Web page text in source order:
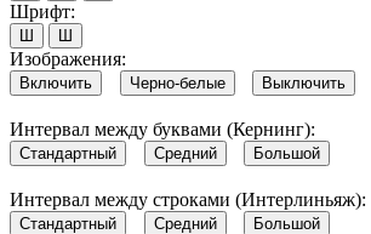
Шрифт:
Ш Ш
Изображения:
Включить Черно-белые Выключить
Интервал между буквами (Кернинг):
Стандартный Средний Большой
Интервал между строками (Интерлиньяж):
Стандартный Средний Большой